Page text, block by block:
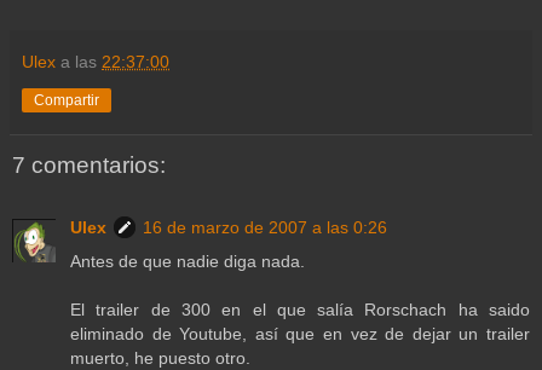
Ulex a las 22:37:00
Compartir
7 comentarios:
Ulex
16 de marzo de 2007 a las 0:26
Antes de que nadie diga nada.
El trailer de 300 en el que salía Rorschach ha saido
eliminado de Youtube, así que en vez de dejar un trailer
muerto, he puesto otro.